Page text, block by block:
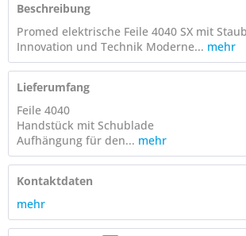
Beschreibung
Promed elektrische Feile 4040 SX mit
Innovation und Technik Moderne... mehr
Lieferumfang
Feile 4040
Handstück mit Schublade
Aufhängung für den... mehr
Kontaktdaten
mehr